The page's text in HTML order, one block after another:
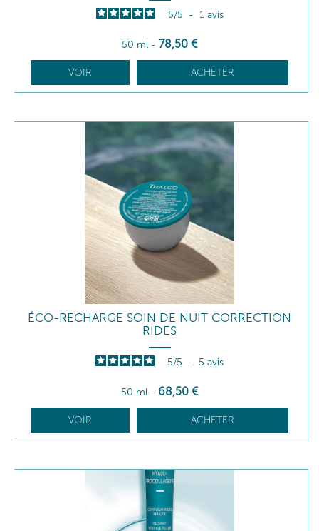
5/5 - 1 avis
50 ml - 78,50 €
VOIR ACHETER
ÉCO-RECHARGE SOIN DE NUIT CORRECTION
RIDES
5/5 - 5 avis
50 ml - 68,50 €
VOIR ACHETER